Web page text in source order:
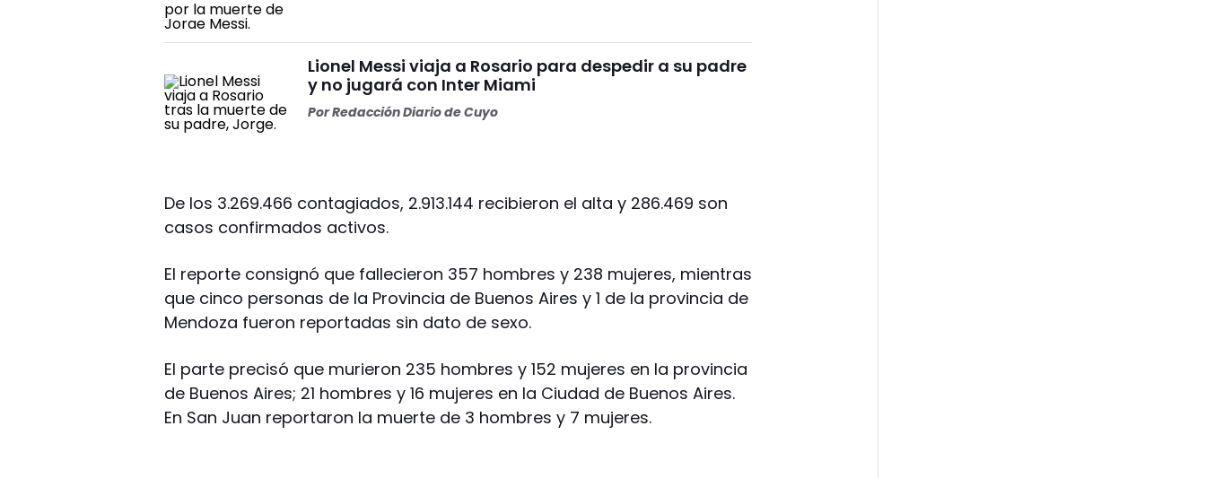
Lionel Messi viaja a Rosario para despedir a su padre
y no jugará con Inter Miami
PorRedacción Diario de Cuyo
De los 3.269.466 contagiados, 2.913.144 recibieron el alta y 286.469 son
casos confirmados activos.
El reporte consignó que fallecieron 357 hombres y 238 mujeres, mientras
que cinco personas de la Provincia de Buenos Aires y 1 de la provincia de
Mendoza fueron reportadas sin dato de sexo.
El parte precisó que murieron 235 hombres y 152 mujeres en la provincia
de Buenos Aires; 21 hombres y 16 mujeres en la Ciudad de Buenos Aires.
En San Juan reportaron la muerte de 3 hombres y 7 mujeres.